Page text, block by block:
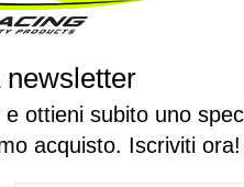
ANCHE
ottieni subito uno
acquisto. Iscriviti ora!